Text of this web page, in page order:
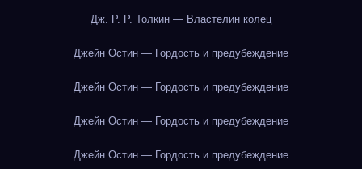
Дж. Р. Р. Толкин — Властелин колец
Джейн Остин — Гордость и предубеждение
Джейн Остин — Гордость и предубеждение
Джейн Остин — Гордость и предубеждение
Джейн Остин — Гордость и предубеждение